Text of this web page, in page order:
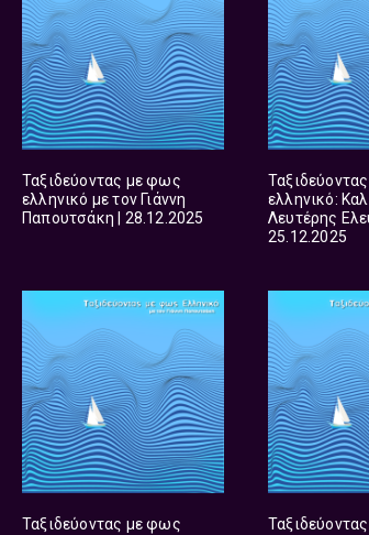
Ταξιδεύοντας με φως
ελληνικό με τον Γιάννη
Παπουτσάκη | 28.12.2025
ελληνικό:
Λευτέρης
25.12.2025
Ταξιδεύοντας με φως